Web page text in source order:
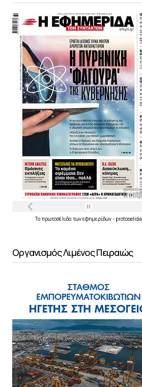
Τα πρωτοσέλιδα τωνεφημερίδων- protoselida
Οργανισμός Λιμένος Πειραιώς